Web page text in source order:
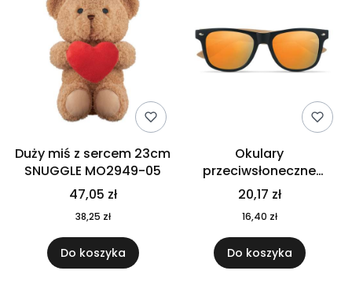
Duży miś z sercem 23cm
SNUGGLE MO2949-05
47,05 zł
38,25 zł
Do koszyka
Okulary
przeciwsłoneczne
CALIFORNIA TOUCH
MO9617-10
20,17 zł
16,40 zł
Do koszyka